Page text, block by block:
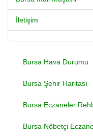
İletişim
Bursa Hava Durumu
Bursa Şehir Haritası
Bursa Eczaneler
Bursa Nöbetçi